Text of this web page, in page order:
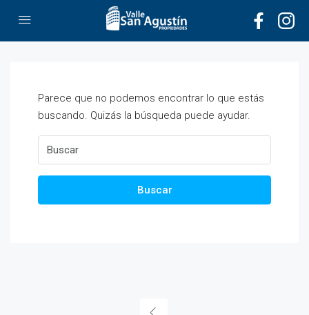
Parece que no podemos encontrar lo que estás
buscando. Quizás la búsqueda puede ayudar.
Buscar